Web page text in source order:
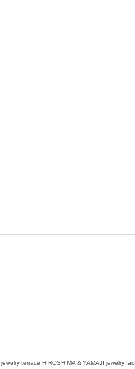
terrace HIROSHIMA & YAMAJI jewelry